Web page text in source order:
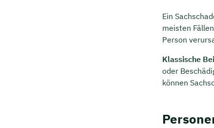
Ein
meisten
Person
Klassische
oder
können
Jetzt
Wir